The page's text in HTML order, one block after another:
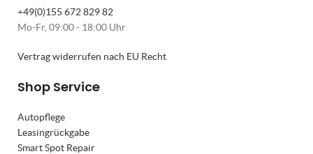
+49(0)155 672 829 82
Mo-Fr, 09:00 - 18:00 Uhr
Vertrag widerrufen nach EU Recht
Shop Service
Autopflege
Leasingrückgabe
Smart Spot Repair